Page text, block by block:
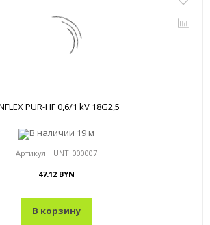
PUR-HF 0,6/1 kV 18G2,5
В наличии 19 м
Артикул: _UNT_000007
47.12 BYN
В корзину